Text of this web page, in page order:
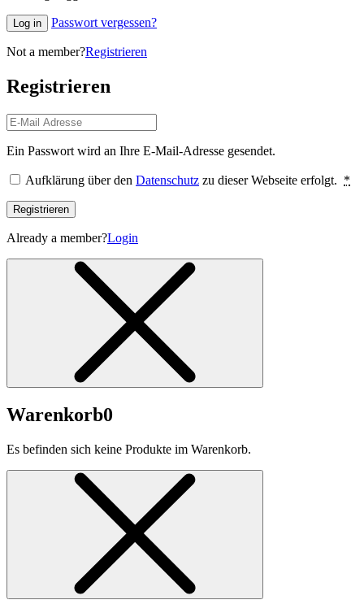
Log in Passwort vergessen?
Not a member?Registrieren
Registrieren
Ein Passwort wird an Ihre E-Mail-Adresse gesendet.
Aufklärung über den Datenschutz zu dieser Webseite erfolgt. *
Registrieren
Already a member?Login
Warenkorb0
Es befinden sich keine Produkte im Warenkorb.